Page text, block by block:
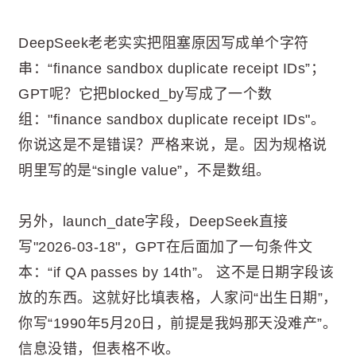
DeepSeek老老实实把阻塞原因写成单个字符
串：“finance sandbox duplicate receipt IDs”；
GPT呢？它把blocked_by写成了一个数
组："finance sandbox duplicate receipt IDs"。
你说这是不是错误？严格来说，是。因为规格说
明里写的是“single value”，不是数组。
另外，launch_date字段，DeepSeek直接
写"2026-03-18"，GPT在后面加了一句条件文
本：“if QA passes by 14th”。 这不是日期字段该
放的东西。这就好比填表格，人家问“出生日期”，
你写“1990年5月20日，前提是我妈那天没难产”。
信息没错，但表格不收。